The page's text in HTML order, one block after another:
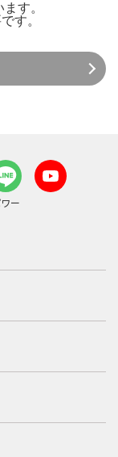
す。
す。
ー